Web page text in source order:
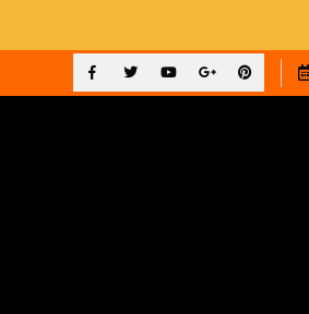
12 सितंबर को देहरादून के न्यायालयों में
आपसी सहमति से होगा मुकदमों का